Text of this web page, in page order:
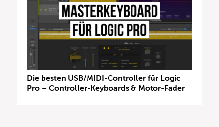
Die besten USB/MIDI-Controller für Logic
Pro – Controller-Keyboards & Motor-Fader